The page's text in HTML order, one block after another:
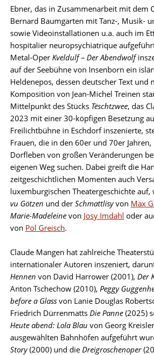
Ebner, das in Zusammenarbeit mit dem
Bernard Baumgarten mit Tanz-, Musik-
sowie Videoinstallationen u.a. auch im
hospitalier neuropsychiatrique
Metal-Oper Kveldulf – Der Abendwolf
auf der Seebühne von Insenborn ein
Heldenepos, dessen deutscher Text und
Komposition von Jean-Michel Treinen
Mittelpunkt des Stücks Tëschtzwee, das
2023 mit einer 30-köpfigen Besetzung
Freilichtbühne in Eschdorf inszenierte,
Frauen, die in den 60er und 70er
Dorfleben von großen Veränderungen
eigenen Weg suchen. Dabei greift die
zeitgeschichtlichen Momenten auch
luxemburgischen Theatergeschichte auf,
vu Götzen und der Schmattlisyvon Max
Marie-Madeleine von Josy Imdahl oder
von Pol Greisch.
Claude Mangen hat zahlreiche
internationaler Autoren inszeniert,
Hennen von David Harrower (2001), Der
Anton Tschechow (2010), Peggy
before a Glass von Lanie Douglas
Friedrich Dürrenmatts Die Panne (2025)
Heute abend: Lola Blau von Georg
ausgewählten Bahnhöfen aufgeführt
Story(2000) und die Dreigroschenoper